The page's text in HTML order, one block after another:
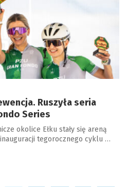
Ruszyła seria
Series
okolice Ełku stały się areną
tegorocznego cyklu …